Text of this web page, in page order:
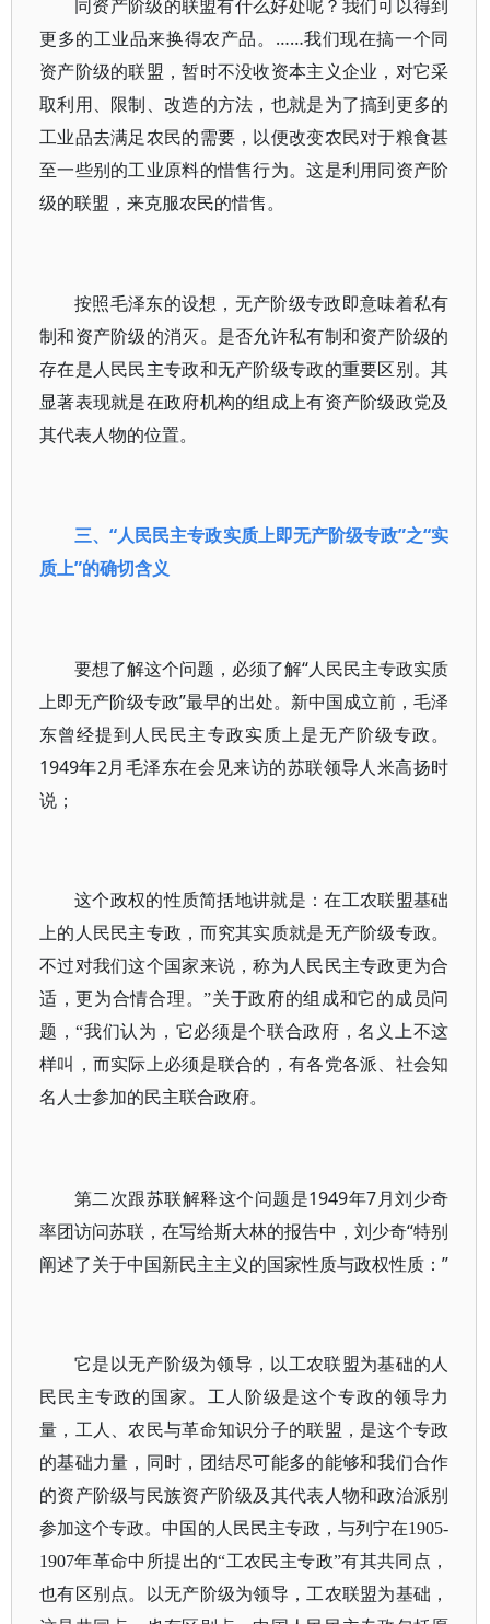
同资产阶级的联盟有什么好处呢？我们可以得到
更多的工业品来换得农产品。……我们现在搞一个同
资产阶级的联盟，暂时不没收资本主义企业，对它采
取利用、限制、改造的方法，也就是为了搞到更多的
工业品去满足农民的需要，以便改变农民对于粮食甚
至一些别的工业原料的惜售行为。这是利用同资产阶
级的联盟，来克服农民的惜售。
按照毛泽东的设想，无产阶级专政即意味着私有
制和资产阶级的消灭。是否允许私有制和资产阶级的
存在是人民民主专政和无产阶级专政的重要区别。其
显著表现就是在政府机构的组成上有资产阶级政党及
其代表人物的位置。
三、“人民民主专政实质上即无产阶级专政”之“实
质上”的确切含义
要想了解这个问题，必须了解“人民民主专政实质
上即无产阶级专政”最早的出处。新中国成立前，毛泽
东曾经提到人民民主专政实质上是无产阶级专政。
1949年2月毛泽东在会见来访的苏联领导人米高扬时
说；
这个政权的性质简括地讲就是：在工农联盟基础
上的人民民主专政，而究其实质就是无产阶级专政。
不过对我们这个国家来说，称为人民民主专政更为合
适，更为合情合理。”关于政府的组成和它的成员问
题，“我们认为，它必须是个联合政府，名义上不这
样叫，而实际上必须是联合的，有各党各派、社会知
名人士参加的民主联合政府。
第二次跟苏联解释这个问题是1949年7月刘少奇
率团访问苏联，在写给斯大林的报告中，刘少奇“特别
阐述了关于中国新民主主义的国家性质与政权性质：”
它是以无产阶级为领导，以工农联盟为基础的人
民民主专政的国家。工人阶级是这个专政的领导力
量，工人、农民与革命知识分子的联盟，是这个专政
的基础力量，同时，团结尽可能多的能够和我们合作
的资产阶级与民族资产阶级及其代表人物和政治派别
参加这个专政。中国的人民民主专政，与列宁在1905-
1907年革命中所提出的“工农民主专政”有其共同点，
也有区别点。以无产阶级为领导，工农联盟为基础，